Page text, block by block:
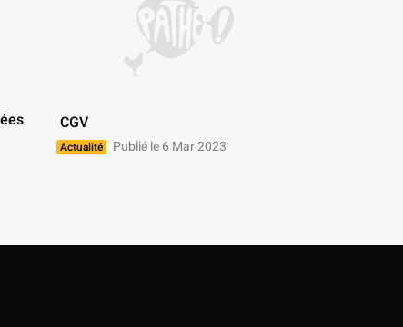
CGV
Actualité Publié le 6 Mar 2023